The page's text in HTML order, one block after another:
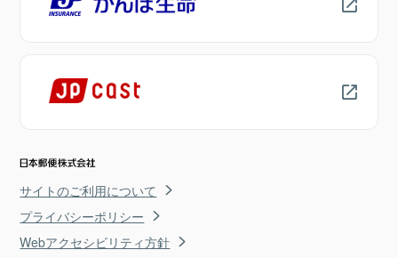
サイトのご利用について
プライバシーポリシー
Webアクセシビリティ方針